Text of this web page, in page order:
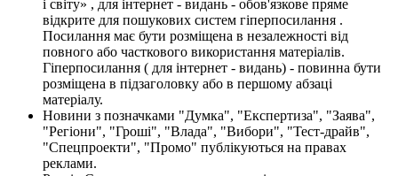
і світу» , для інтернет - видань - обов'язкове пряме
відкрите для пошукових систем гіперпосилання .
Посилання має бути розміщена в незалежності від
повного або часткового використання матеріалів.
Гіперпосилання ( для інтернет - видань) - повинна бути
розміщена в підзаголовку або в першому абзаці
матеріалу.
Новини з позначками "Думка", "Експертиза", "Заява",
"Регіони", "Гроші", "Влада", "Вибори", "Тест-драйв",
"Спецпроекти", "Промо" публікуються на правах
реклами.